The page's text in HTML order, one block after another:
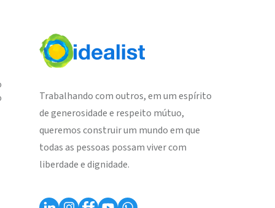
Trabalhando com outros, em um espírito
de generosidade e respeito mútuo,
queremos construir um mundo em que
todas as pessoas possam viver com
liberdade e dignidade.